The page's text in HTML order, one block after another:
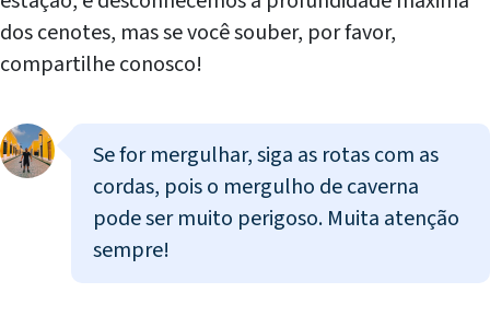
dos cenotes, mas se você souber, por favor,
compartilhe conosco!
Se for mergulhar, siga as rotas com as
cordas, pois o mergulho de caverna
pode ser muito perigoso. Muita atenção
sempre!